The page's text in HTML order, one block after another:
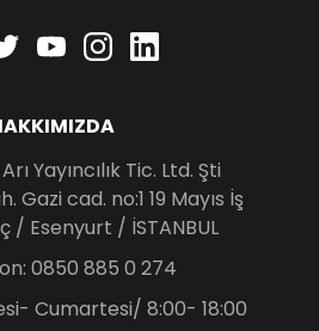
twitteryoutubeinstagram
Yayıncılık Tic. Ltd. Şti
Gazi cad. no:1 19 Mayıs İş
/ Esenyurt / İSTANBUL
0850 885 0 274
Cumartesi/ 8:00- 18:00